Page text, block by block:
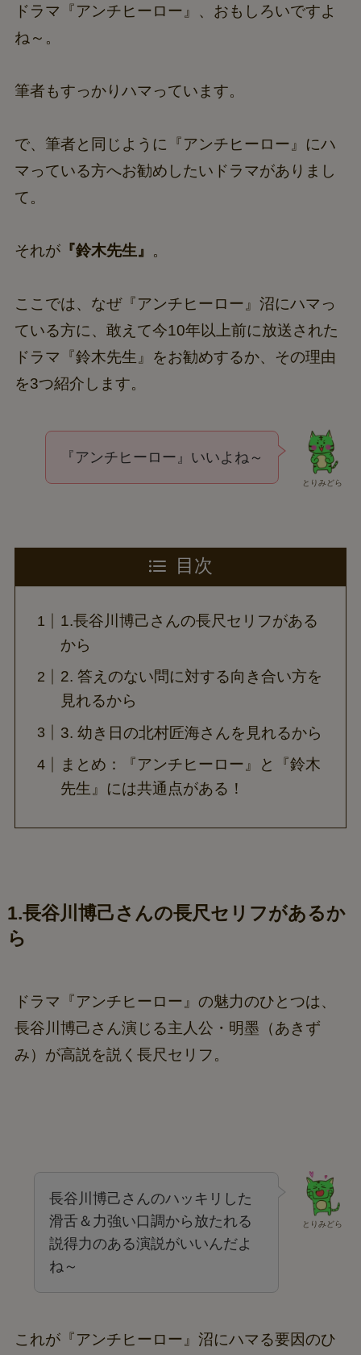
ドラマ『アンチヒーロー』、おもしろいですよ
ね～。
筆者もすっかりハマっています。
で、筆者と同じように『アンチヒーロー』にハ
マっている方へお勧めしたいドラマがありまし
て。
それが『鈴木先生』 。
ここでは、なぜ『アンチヒーロー』沼にハマっ
ている方に、敢えて今10年以上前に放送された
ドラマ『鈴木先生』をお勧めするか、その理由
を3つ紹介します。
とりみどら
『アンチヒーロー』いいよね～
目次
1.長谷川博己さんの長尺セリフがある
から
2. 答えのない問に対する向き合い方を
見れるから
3. 幼き日の北村匠海さんを見れるから
まとめ：『アンチヒーロー』と『鈴木
先生』には共通点がある！
1.長谷川博己さんの長尺セリフがあるか
ら
ドラマ『アンチヒーロー』の魅力のひとつは、
長谷川博己さん演じる主人公・明墨（あきず
み）が高説を説く長尺セリフ。
とりみどら
長谷川博己さんのハッキリした
滑舌＆力強い口調から放たれる
説得力のある演説がいいんだよ
ね～
これが『アンチヒーロー』沼にハマる要因のひ